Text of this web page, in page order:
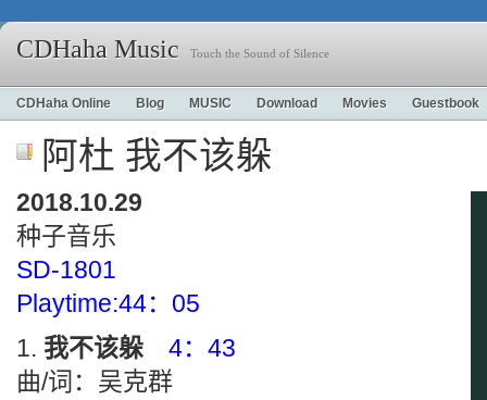
CDHaha Music Touch the Sound of Silence
CDHaha Online Blog MUSIC Download Movies Guestbook
阿杜 我不该躲
2018.10.29
种子音乐
SD-1801
Playtime:44：05
我不该躲
4：43
曲/词：吴克群